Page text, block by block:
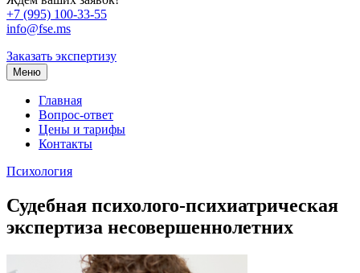
+7 (995) 100-33-55
info@fse.ms
Заказать экспертизу
Меню
Главная
Вопрос-ответ
Цены и тарифы
Контакты
Психология
Судебная психолого-психиатрическая
экспертиза несовершеннолетних